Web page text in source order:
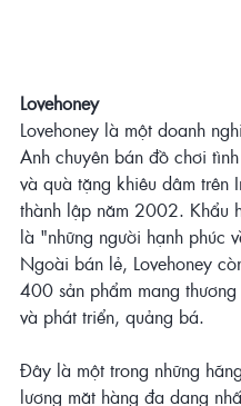
Lovehoney
Lovehoney là một doanh
Anh chuyên bán đồ chơi
và quà tặng khiêu dâm trên
thành lập năm 2002. Khẩu
là "những người hạnh phúc
Ngoài bán lẻ, Lovehoney
400 sản phẩm mang thương
và phát triển, quảng bá.
Đây là một trong những
lượng mặt hàng đa dạng